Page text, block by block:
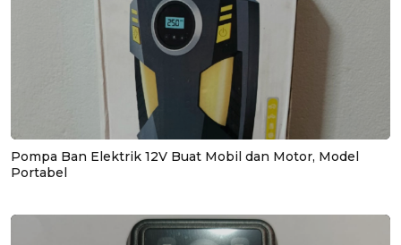
Pompa Ban Elektrik 12V Buat Mobil dan Motor, Model
Portabel